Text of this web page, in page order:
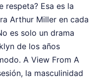
respeta? Esa es la
Arthur Miller en cada
es solo un drama
de los años
A View From A
la masculinidad